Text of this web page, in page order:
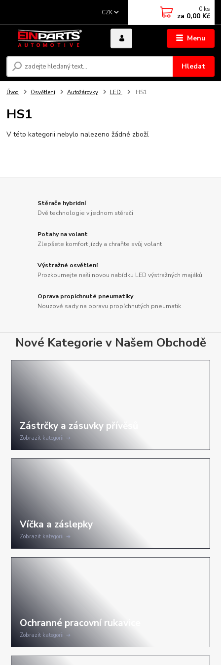
Menu
CZK
Hledat
0 ks
za 0,00 Kč
Úvod Osvětlení Autožárovky LED HS1
HS1
V této kategorii nebylo nalezeno žádné zboží.
Stěrače hybridní
Dvě technologie v jednom stěrači
Potahy na volant
Zlepšete komfort jízdy a chraňte svůj volant
Výstražné osvětlení
Prozkoumejte naši novou nabídku LED výstražných majáků
Oprava propíchnuté pneumatiky
Nouzové sady na opravu propíchnutých pneumatik
Nové Kategorie v Našem Obchodě
Zobrazit kategorii
Zobrazit kategorii
Zobrazit kategorii